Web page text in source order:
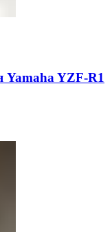
Yamaha YZF-R1